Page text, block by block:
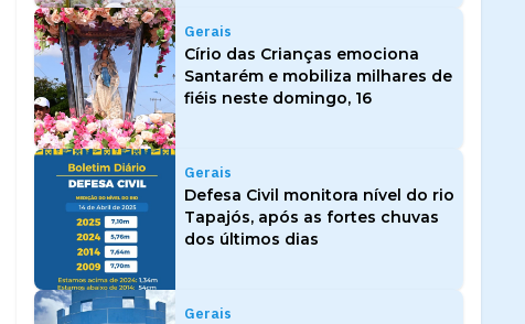
Gerais
Círio das Crianças emociona
Santarém e mobiliza milhares de
fiéis neste domingo, 16
Gerais
Defesa Civil monitora nível do rio
Tapajós, após as fortes chuvas
dos últimos dias
Gerais